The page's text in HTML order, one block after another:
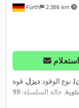
Fürth 2.386 km
استعلام
, نوع الوقود:ديزل, قوة
, حالة السلسلة: 98